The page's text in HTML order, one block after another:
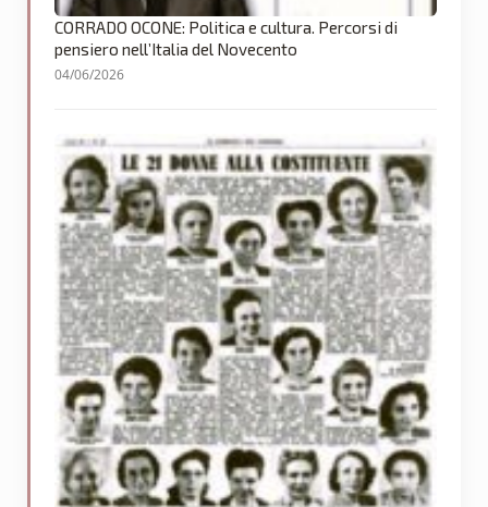
CORRADO OCONE: Politica e cultura. Percorsi di
pensiero nell’Italia del Novecento
04/06/2026